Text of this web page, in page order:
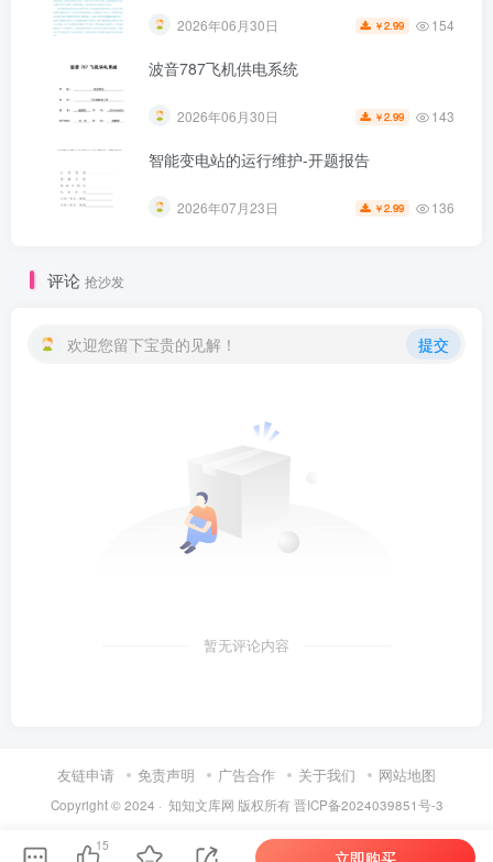
第5页 / 共48页
第6页 / 共48页
2026年06月30日 ￥2.99 154
波音787飞机供电系统
2026年06月30日 ￥2.99 143
智能变电站的运行维护-开题报告
2026年07月23日 ￥2.99 136
评论 抢沙发
欢迎您留下宝贵的见解！ 提交
暂无评论内容
友链申请 免责声明 广告合作 关于我们 网站地图
Copyright © 2024 · 知知文库网 版权所有晋ICP备2024039851号-3
15
立即购买